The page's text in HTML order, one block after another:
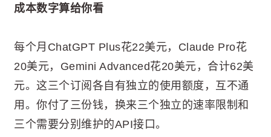
成本数字算给你看
每个月ChatGPT Plus花22美元，Claude Pro花
20美元，Gemini Advanced花20美元，合计62美
元。这三个订阅各自有独立的使用额度，互不通
用。你付了三份钱，换来三个独立的速率限制和
三个需要分别维护的API接口。